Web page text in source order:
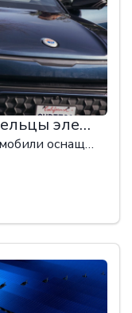
Самоотверженные владельцы электромобилей, поддерживающие на плаву свои неисправные машины.
Многие современные электромобили оснащаются передовыми технологиями, но иногда оказываются ненадежными и ломаются чаще, чем хотелось бы владельцам. И вот тут-то начинается самое интересное: настоящие фанаты не продают свои автомобили на запчасти или отправляют на свалку, а наоборот, всеми силами стараются восстановить их работоспособность.